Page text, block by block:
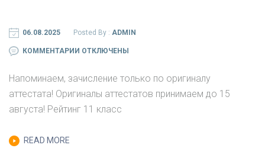
06.08.2025 Posted By : ADMIN
КОММЕНТАРИИ К
УВАЖАЕМЫЕ
АБИТУРИЕНТЫ!
ВЫКЛАДЫВАЕМ
ОТКЛЮЧЕНЫ
Напоминаем, зачисление только по оригиналу
аттестата! Оригиналы аттестатов принимаем до 15
августа! Рейтинг 11 класс
READ MORE